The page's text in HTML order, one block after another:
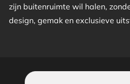
zijn buitenruimte wil halen,
design, gemak en exclusieve